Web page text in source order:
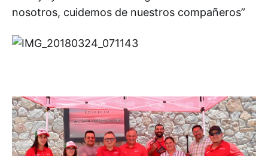
nosotros, cuidemos de nuestros compañeros”